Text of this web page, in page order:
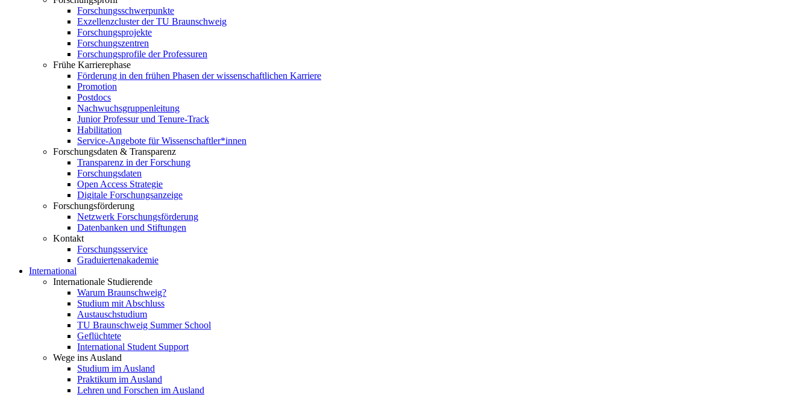
Forschungsschwerpunkte
Exzellenzcluster der TU Braunschweig
Forschungsprojekte
Forschungszentren
Forschungsprofile der Professuren
Frühe Karrierephase
Förderung in den frühen Phasen der wissenschaftlichen Karriere
Promotion
Postdocs
Nachwuchsgruppenleitung
Junior Professur und Tenure-Track
Habilitation
Service-Angebote für Wissenschaftler*innen
Forschungsdaten & Transparenz
Transparenz in der Forschung
Forschungsdaten
Open Access Strategie
Digitale Forschungsanzeige
Forschungsförderung
Netzwerk Forschungsförderung
Datenbanken und Stiftungen
Kontakt
Forschungsservice
Graduiertenakademie
International
Internationale Studierende
Warum Braunschweig?
Studium mit Abschluss
Austauschstudium
TU Braunschweig Summer School
Geflüchtete
International Student Support
Wege ins Ausland
Studium im Ausland
Praktikum im Ausland
Lehren und Forschen im Ausland